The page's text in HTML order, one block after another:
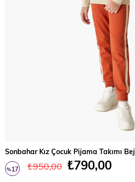
Sonbahar Kız Çocuk Pijama Takımı Bej
%17 ₺950,00 ₺790,00